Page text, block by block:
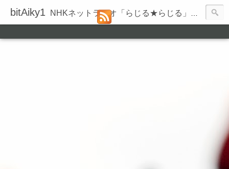
bitAiky1 NHKネットラジオ「らじる★らじる」の録音履歴